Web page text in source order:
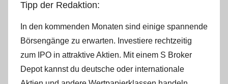
Tipp der Redaktion:
In den kommenden Monaten sind einige spannende
Börsengänge zu erwarten. Investiere rechtzeitig
zum IPO in attraktive Aktien. Mit einem S Broker
Depot kannst du deutsche oder internationale